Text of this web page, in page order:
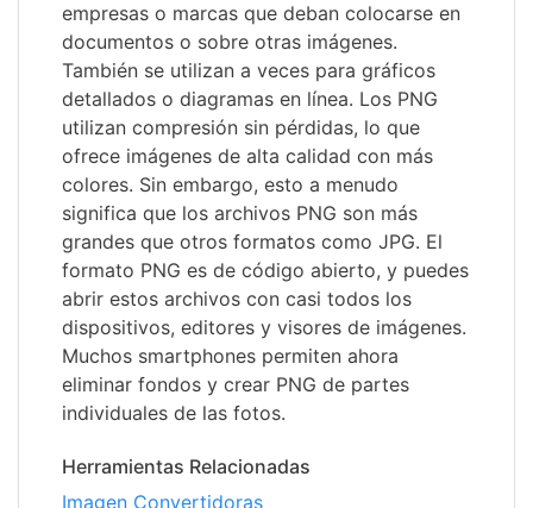
empresas o marcas que deban colocarse en
documentos o sobre otras imágenes.
También se utilizan a veces para gráficos
detallados o diagramas en línea. Los PNG
utilizan compresión sin pérdidas, lo que
ofrece imágenes de alta calidad con más
colores. Sin embargo, esto a menudo
significa que los archivos PNG son más
grandes que otros formatos como JPG. El
formato PNG es de código abierto, y puedes
abrir estos archivos con casi todos los
dispositivos, editores y visores de imágenes.
Muchos smartphones permiten ahora
eliminar fondos y crear PNG de partes
individuales de las fotos.
Herramientas Relacionadas
Imagen Convertidoras